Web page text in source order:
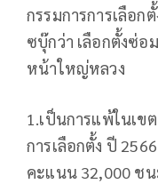
กรรมการการเลือก
ซบุ๊กว่า เลือกตั้งซ่อ
หน้าใหญ่หลวง
1.เป็นการแพ้ในเข
การเลือกตั้ง ปี
คะแนน 32,000 ช